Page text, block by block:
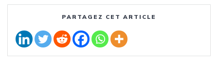
PARTAGEZ CET ARTICLE